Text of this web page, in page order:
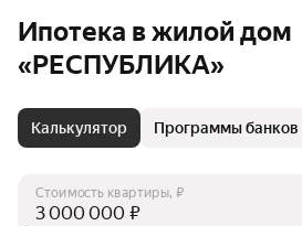
Ипотека в жилой дом
«РЕСПУБЛИКА»
Калькулятор Программы банков
Стоимость квартиры, ₽
₽